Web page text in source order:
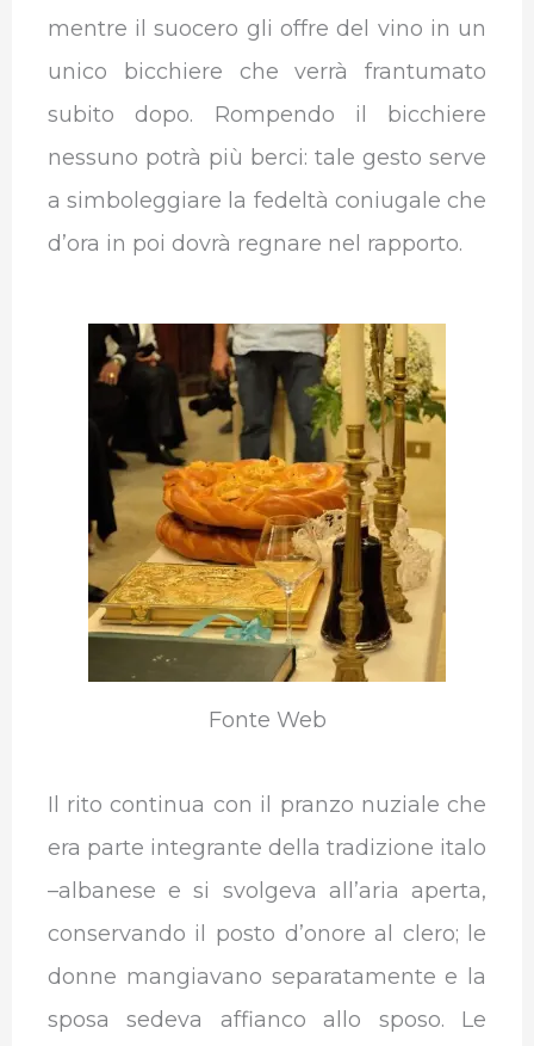
mentre il suocero gli offre del vino in un
unico bicchiere che verrà frantumato
subito dopo. Rompendo il bicchiere
nessuno potrà più berci: tale gesto serve
a simboleggiare la fedeltà coniugale che
d’ora in poi dovrà regnare nel rapporto.
Fonte Web
Il rito continua con il pranzo nuziale che
era parte integrante della tradizione italo
–albanese e si svolgeva all’aria aperta,
conservando il posto d’onore al clero; le
donne mangiavano separatamente e la
sposa sedeva affianco allo sposo. Le